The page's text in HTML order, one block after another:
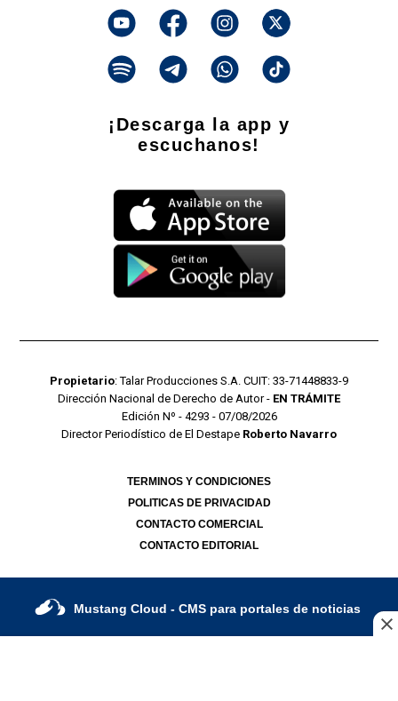
¡Descarga la app y
escuchanos!
Propietario: Talar Producciones S.A. CUIT: 33-71448833-9
Dirección Nacional de Derecho de Autor - EN TRÁMITE
Edición Nº - 4293 - 07/08/2026
Director Periodístico de El Destape Roberto Navarro
TERMINOS Y CONDICIONES
POLITICAS DE PRIVACIDAD
CONTACTO COMERCIAL
CONTACTO EDITORIAL
Mustang Cloud - CMS para portales de noticias